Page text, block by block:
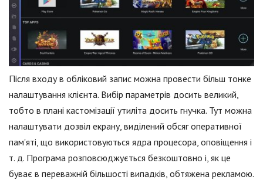
Після входу в обліковий запис можна провести більш тонке
налаштування клієнта. Вибір параметрів досить великий,
тобто в плані кастомізації утиліта досить гнучка. Тут можна
налаштувати дозвіл екрану, виділений обсяг оперативної
пам'яті, що використовуються ядра процесора, оповіщення і
т. д. Програма розповсюджується безкоштовно і, як це
буває в переважній більшості випадків, обтяжена рекламою.